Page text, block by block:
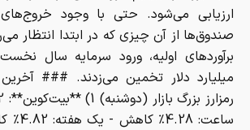
ارزیابی می‌شود. حتی با وجود خروج‌های
صندوق‌ها از آن چیزی که در ابتدا انتظار